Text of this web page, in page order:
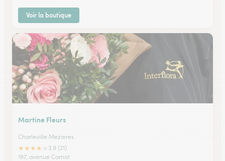
Voir la boutique
Martine Fleurs
Charleville Mezieres
★★★★
3.9 (21)
197, avenue Carnot